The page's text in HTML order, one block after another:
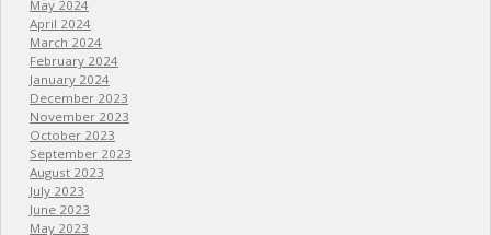
May 2024
April 2024
March 2024
February 2024
January 2024
December 2023
November 2023
October 2023
September 2023
August 2023
July 2023
June 2023
May 2023